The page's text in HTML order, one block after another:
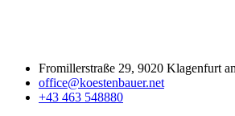
Fromillerstraße 29, 9020 Klagenfurt
office@koestenbauer.net
+43 463 548880